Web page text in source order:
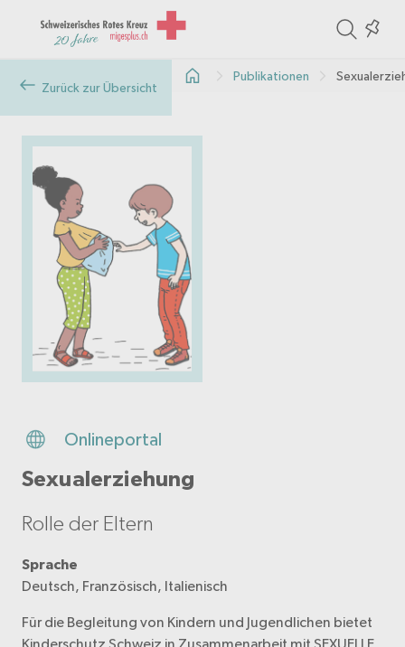
the
Zurück zur Übersicht
Publikationen
Onlineportal
Sexualerziehung
Rolle der Eltern
Sprache
Deutsch, Französisch, Italienisch
Für die Begleitung von Kindern und Jugendlichen bietet